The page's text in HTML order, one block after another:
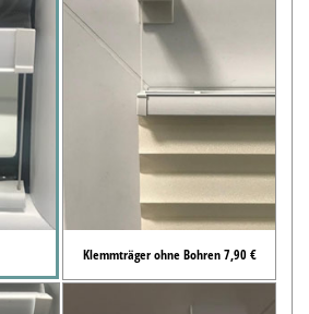
Klemmträger ohne Bohren 7,90 €